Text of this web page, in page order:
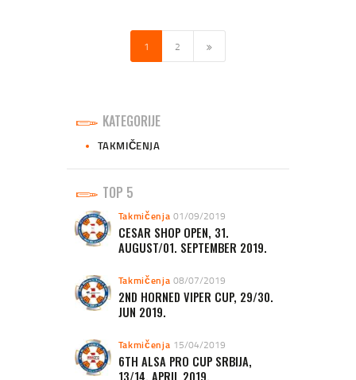
PAGE
1 PAGE
2
KATEGORIJE
TAKMIČENJA
TOP 5
Takmičenja 01/09/2019
CESAR SHOP OPEN, 31.
AUGUST/01. SEPTEMBER 2019.
Takmičenja 08/07/2019
2ND HORNED VIPER CUP, 29/30.
JUN 2019.
Takmičenja 15/04/2019
6TH ALSA PRO CUP SRBIJA,
13/14. APRIL 2019.